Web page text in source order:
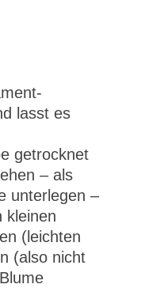
lasst es
getrocknet
– als
unterlegen –
kleinen
(leichten
(also nicht